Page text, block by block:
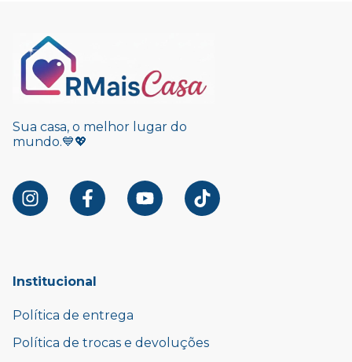
Sua casa, o melhor lugar do
mundo.💙💖
Institucional
Política de entrega
Política de trocas e devoluções